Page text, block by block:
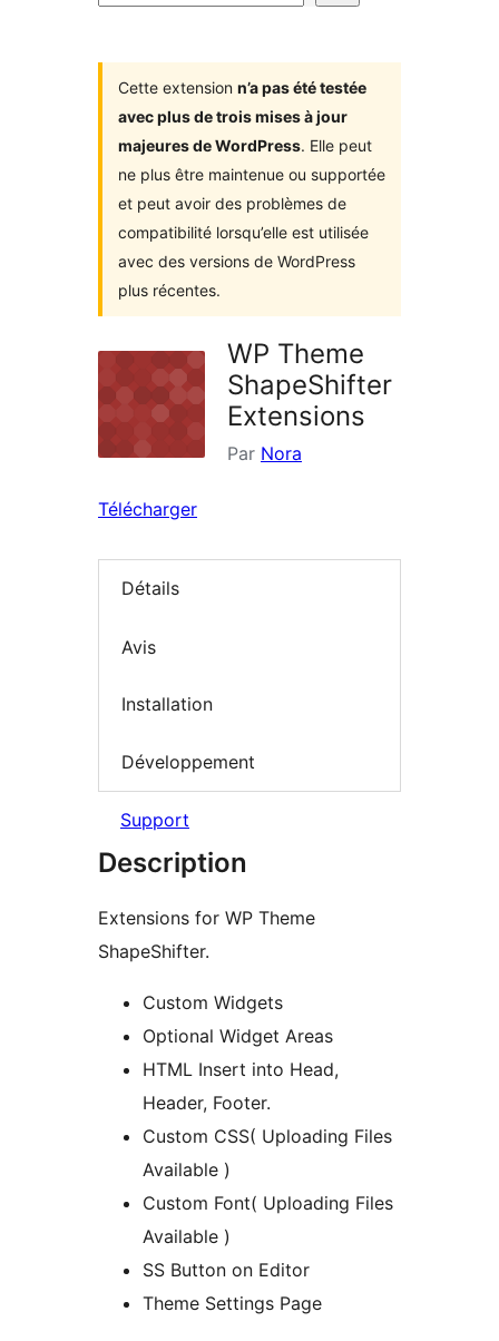
Cette extension n’a pas été testée
avec plus de trois mises à jour
majeures de WordPress. Elle peut
ne plus être maintenue ou supportée
et peut avoir des problèmes de
compatibilité lorsqu’elle est utilisée
avec des versions de WordPress
plus récentes.
WP Theme
ShapeShifter
Extensions
Par Nora
Télécharger
Détails
Avis
Installation
Développement
Support
Description
Extensions for WP Theme
ShapeShifter.
Custom Widgets
Optional Widget Areas
HTML Insert into Head,
Header, Footer.
Custom CSS( Uploading Files
Available )
Custom Font( Uploading Files
Available )
SS Button on Editor
Theme Settings Page